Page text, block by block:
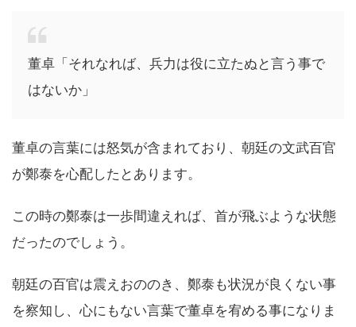
董卓「それなれば、兵力は役に立たぬと言う事で
はないか」
董卓の言葉には怒気が含まれており、朝廷の文武百官
が鄭泰を心配したとあります。
この時の鄭泰は一歩間違えれば、首が飛ぶような状態
だったのでしょう。
朝廷の百官は震えおののき、鄭泰も状況が良くない事
を察知し、心にもない言葉で董卓を宥める事になりま